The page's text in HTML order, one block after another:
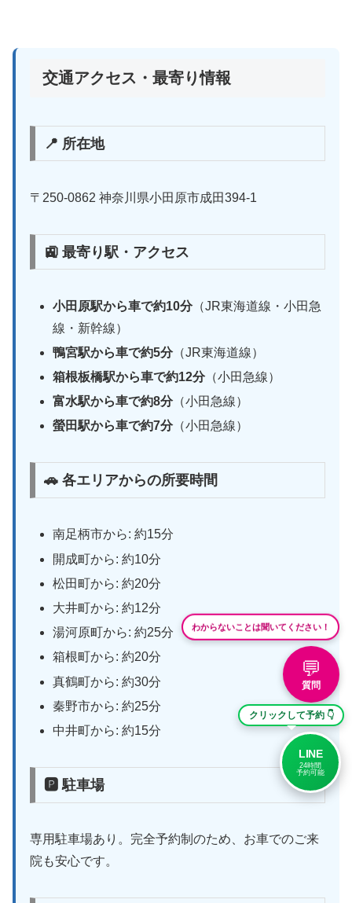
交通アクセス・最寄り情報
📍 所在地
〒250-0862 神奈川県小田原市成田394-1
🚉 最寄り駅・アクセス
小田原駅から車で約10分（JR東海道線・小田急
線・新幹線）
鴨宮駅から車で約5分（JR東海道線）
箱根板橋駅から車で約12分（小田急線）
富水駅から車で約8分（小田急線）
螢田駅から車で約7分（小田急線）
🚗 各エリアからの所要時間
南足柄市から: 約15分
開成町から: 約10分
松田町から: 約20分
大井町から: 約12分
湯河原町から: 約25分
箱根町から: 約20分
真鶴町から: 約30分
秦野市から: 約25分
中井町から: 約15分
🅿 駐車場
専用駐車場あり。完全予約制のため、お車でのご来
院も安心です。
わからないことは聞いてください！
💬
質問
クリックして予約 👇
LINE
24時間
予約可能